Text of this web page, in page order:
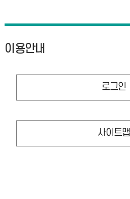
이용안내
로그인
사이트맵